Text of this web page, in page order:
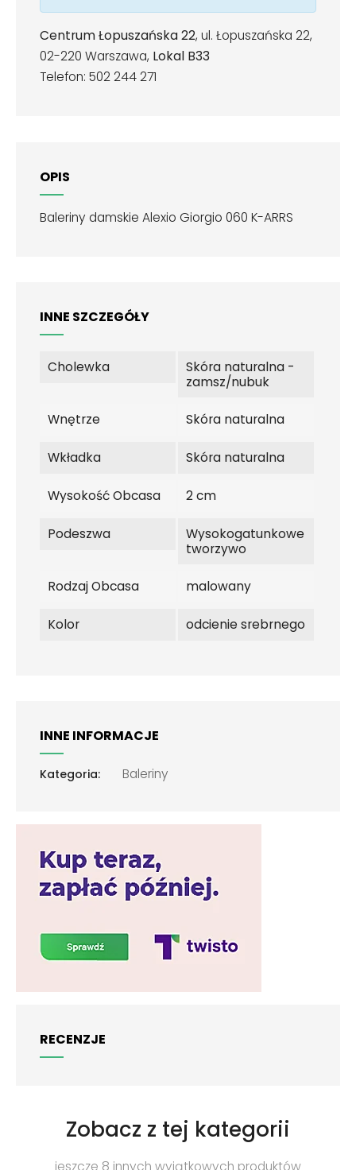
Centrum Łopuszańska 22, ul. Łopuszańska 22,
02-220 Warszawa, Lokal B33
Telefon: 502 244 271
OPIS
Baleriny damskie Alexio Giorgio 060 K-ARRS
INNE SZCZEGÓŁY
Cholewka
Skóra naturalna -
zamsz/nubuk
Wnętrze Skóra naturalna
Wkładka Skóra naturalna
Wysokość Obcasa 2 cm
Podeszwa
Wysokogatunkowe
tworzywo
Rodzaj Obcasa malowany
Kolor odcienie srebrnego
INNE INFORMACJE
Kategoria: Baleriny
RECENZJE
Zobacz z tej kategorii
jeszcze 8 innych wyjątkowych produktów